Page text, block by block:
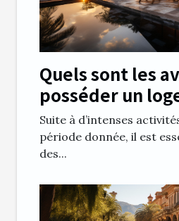
Quels sont les
posséder un
vacances ?
Suite à d’intenses
période donnée, il est
des...